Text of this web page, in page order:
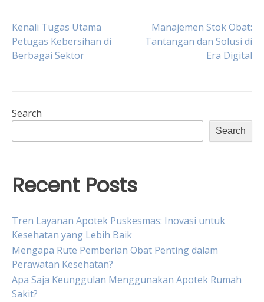
Post
navigation
Kenali Tugas Utama
Petugas Kebersihan di
Berbagai Sektor
Manajemen Stok Obat:
Tantangan dan Solusi di
Era Digital
Search
Search
Recent Posts
Tren Layanan Apotek Puskesmas: Inovasi untuk
Kesehatan yang Lebih Baik
Mengapa Rute Pemberian Obat Penting dalam
Perawatan Kesehatan?
Apa Saja Keunggulan Menggunakan Apotek Rumah
Sakit?